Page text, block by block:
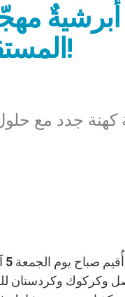
أبرشيةٌ
المستقر، تُقدّم لله حملانًا للعمل في حقل البشارة!
كهنة جدد مع
وكركوك وكردستان